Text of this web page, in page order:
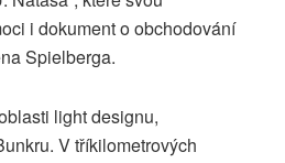
i dokument o obchodování
Spielberga.
light designu,
V tříkilometrových